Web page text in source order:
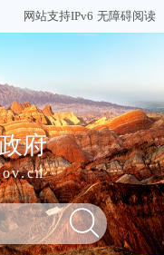
网站支持IPv6 无障碍阅读
府